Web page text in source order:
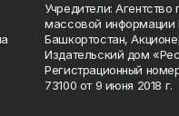
Учредители:
массовой информации
Башкортостан,
Издательский дом
Регистрационный
73100 от 9 июня 2018 г.